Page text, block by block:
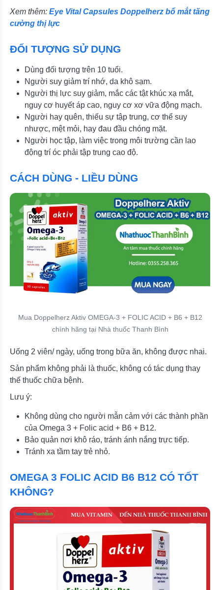
Xem thêm: Eye Vital Capsules Doppelherz bổ mắt tăng
cường thị lực
ĐỐI TƯỢNG SỬ DỤNG
Dùng đối tượng trên 10 tuổi.
Người suy giảm trí nhớ, da khô sạm.
Người thị lực suy giảm, mắc các tật khúc xạ mắt,
nguy cơ huyết áp cao, nguy cơ xơ vữa động mạch.
Người hay quên, thiếu sự tập trung, cơ thể suy
nhược, mệt mỏi, hay đau đầu chóng mặt.
Người học tập, làm việc trong môi trường cần lao
động trí óc phải tập trung cao độ.
CÁCH DÙNG - LIỀU DÙNG
Mua Doppelherz Aktiv OMEGA-3 + FOLIC ACID + B6 + B12
chính hãng tại Nhà thuốc Thanh Bình
Uống 2 viên/ ngày, uống trong bữa ăn, không được nhai.
Sản phẩm không phải là thuốc, không có tác dụng thay
thế thuốc chữa bệnh.
Lưu ý:
Không dùng cho người mẫn cảm với các thành phần
của Omega 3 + Folic acid + B6 + B12.
Bảo quản nơi khô ráo, tránh ánh nắng trực tiếp.
Tránh xa tầm tay trẻ nhỏ.
OMEGA 3 FOLIC ACID B6 B12 CÓ TỐT
KHÔNG?